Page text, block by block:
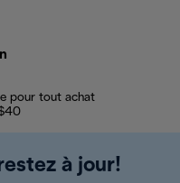
pour tout achat
à jour!